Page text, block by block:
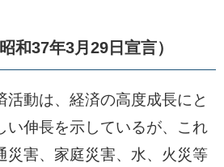
和37年3月29日宣言）
活動は、経済の高度成長にと
い伸長を示しているが、これ
災害、家庭災害、水、火災等